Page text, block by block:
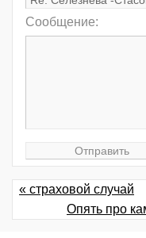
Сообщение:
« страховой случай
Опять про